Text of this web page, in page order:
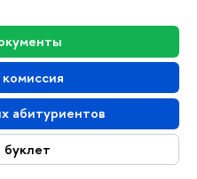
абитуриентов
буклет